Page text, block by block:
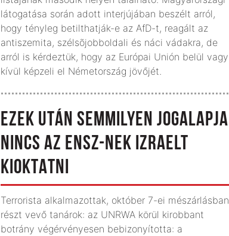
látogatása során adott interjújában beszélt arról,
hogy tényleg betilthatják-e az AfD-t, reagált az
antiszemita, szélsõjobboldali és náci vádakra, de
arról is kérdeztük, hogy az Európai Unión belül vagy
kívül képzeli el Németország jövőjét.
EZEK UTÁN SEMMILYEN JOGALAPJA
NINCS AZ ENSZ-NEK IZRAELT
KIOKTATNI
Terrorista alkalmazottak, október 7-ei mészárlásban
részt vevő tanárok: az UNRWA körül kirobbant
botrány végérvényesen bebizonyította: a